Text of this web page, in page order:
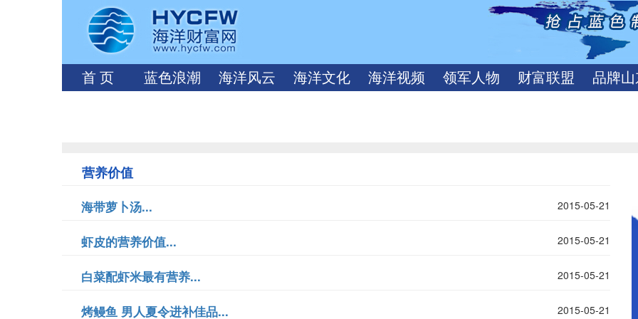
首 页 蓝色浪潮 海洋风云 海洋文化 海洋视频 领军人物 财富联盟 品牌
营养价值
海带萝卜汤... 2015-05-21
虾皮的营养价值... 2015-05-21
白菜配虾米最有营养... 2015-05-21
烤鳗鱼 男人夏令进补佳品... 2015-05-21